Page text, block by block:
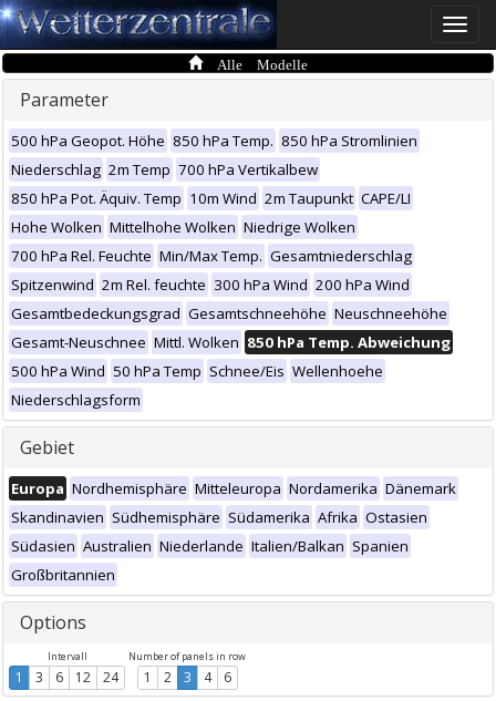
Toggle
Alle Modelle
Parameter
500 hPa Geopot. Höhe 850 hPa Temp. 850 hPa Stromlinien
Niederschlag 2m Temp 700 hPa Vertikalbew
850 hPa Pot. Äquiv. Temp 10m Wind 2m Taupunkt CAPE/LI
Hohe Wolken Mittelhohe Wolken Niedrige Wolken
700 hPa Rel. Feuchte Min/Max Temp. Gesamtniederschlag
Spitzenwind 2m Rel. feuchte 300 hPa Wind 200 hPa Wind
Gesamtbedeckungsgrad Gesamtschneehöhe Neuschneehöhe
Gesamt-Neuschnee Mittl. Wolken 850 hPa Temp. Abweichung
500 hPa Wind 50 hPa Temp Schnee/Eis Wellenhoehe
Niederschlagsform
Gebiet
Europa Nordhemisphäre Mitteleuropa Nordamerika Dänemark
Skandinavien Südhemisphäre Südamerika Afrika Ostasien
Südasien Australien Niederlande Italien/Balkan Spanien
Großbritannien
Options
Intervall
1 3 6 12 24
Number of panels in row
1 2 3 4 6